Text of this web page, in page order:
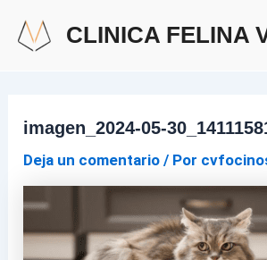
CLINICA FELINA
imagen_2024-05-
Deja un comentario / Por
de